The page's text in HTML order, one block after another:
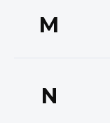
M
N